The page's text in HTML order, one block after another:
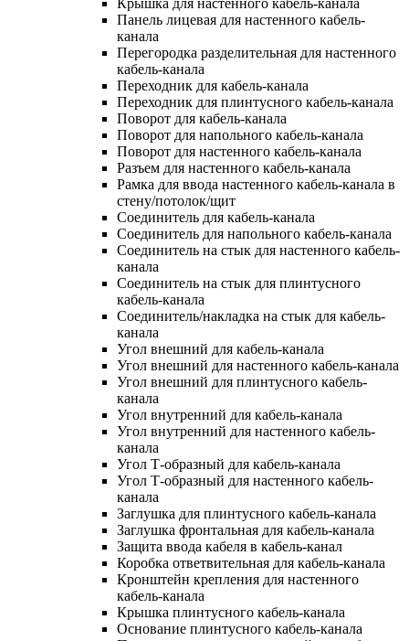
Панель лицевая для настенного кабель-
канала
Перегородка разделительная для настенного
кабель-канала
Переходник для кабель-канала
Переходник для плинтусного кабель-канала
Поворот для кабель-канала
Поворот для напольного кабель-канала
Поворот для настенного кабель-канала
Разъем для настенного кабель-канала
Рамка для ввода настенного кабель-канала в
стену/потолок/щит
Соединитель для кабель-канала
Соединитель для напольного кабель-канала
Соединитель на стык для настенного кабель-
канала
Соединитель на стык для плинтусного
кабель-канала
Соединитель/накладка на стык для кабель-
канала
Угол внешний для кабель-канала
Угол внешний для настенного кабель-канала
Угол внешний для плинтусного кабель-
канала
Угол внутренний для кабель-канала
Угол внутренний для настенного кабель-
канала
Угол Т-образный для кабель-канала
Угол Т-образный для настенного кабель-
канала
Заглушка для плинтусного кабель-канала
Заглушка фронтальная для кабель-канала
Защита ввода кабеля в кабель-канал
Коробка ответвительная для кабель-канала
Кронштейн крепления для настенного
кабель-канала
Крышка плинтусного кабель-канала
Основание плинтусного кабель-канала